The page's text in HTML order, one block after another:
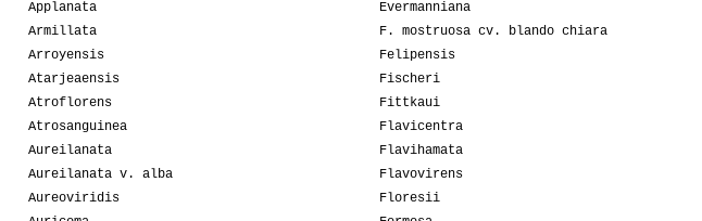
Applanata
Armillata
Arroyensis
Atarjeaensis
Atroflorens
Atrosanguinea
Aureilanata
Aureilanata v. alba
Aureoviridis
Evermanniana
F. mostruosa cv. blando chiara
Felipensis
Fischeri
Fittkaui
Flavicentra
Flavihamata
Flavovirens
Floresii